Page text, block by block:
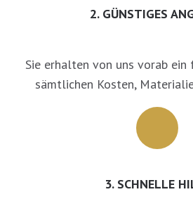
2. GÜNSTIGES
Sie erhalten von uns vorab
sämtlichen Kosten,
3. SCHNELLE